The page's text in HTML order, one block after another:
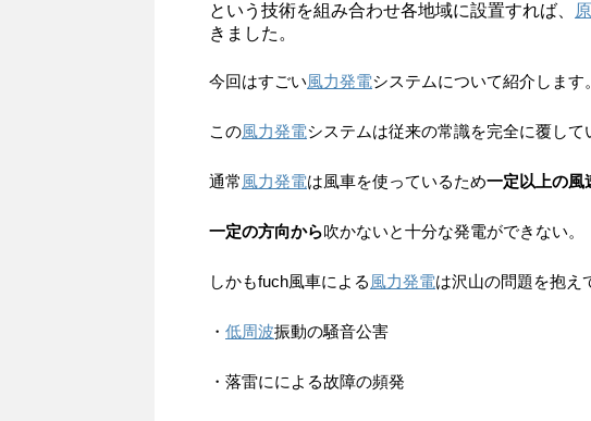
という技術を組み合わせ各地域に設置すれば、
きました。
今回はすごい風力発電システムについて紹介します。
この風力発電システムは従来の常識を完全に覆して
通常 風力発電は風車を使っているため一定以上の風
一定の方向から吹かないと十分な発電ができない。
しかもfuch風車による 風力発電は沢山の問題を抱え
・ 低周波振動の騒音公害
・落雷にによる故障の頻発